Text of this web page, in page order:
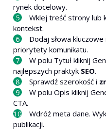
rynek docelowy.
Wklej treść strony lub
kontekst.
Dodaj słowa
priorytety komunikatu.
W polu Tytuł kliknij
najlepszych praktyk SEO.
Sprawdź szerokość i
W polu Opis kliknij
CTA.
Wdróż meta dane.
publikacji.